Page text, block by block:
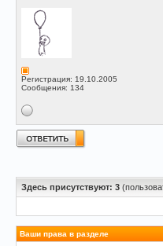
Регистрация: 19.10.2005
Сообщения: 134
Здесь присутствуют: 3
Ваши права в разделе